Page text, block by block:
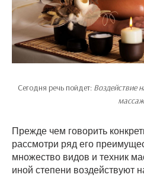
Сегодня речь пойдет: Воздействие
Прежде чем говорить
рассмотри ряд его
множество видов и техник
иной степени воздействуют